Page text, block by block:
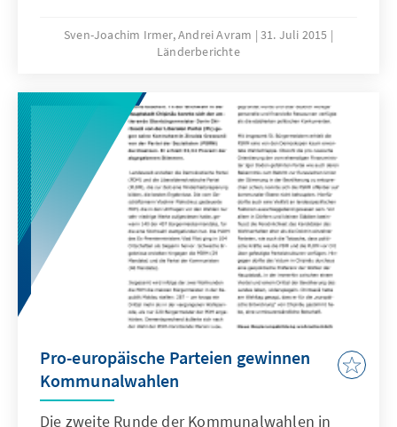
Demokratisch-Liberalen Partei (PLDM), der
Demokratischen Parteien (PDM) und der
eine Wiederauflage der bereits zwischen 2009
und 2013 zwei Mal regierenden Allianz für
Europäische Integration darstellt – demnach
heißt das jetzige Bündnis „Allianz für
Europäische Integration 3“.
Sven-Joachim Irmer, Andrei Avram
31. Juli 2015
Länderberichte
Pro-europäische Parteien gewinnen
Kommunalwahlen
Die zweite Runde der Kommunalwahlen in